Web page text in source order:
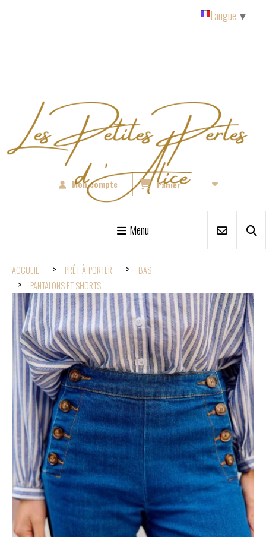
Mon compte Panier
Menu
ACCUEIL PRÊT-À-PORTER
BAS
PANTALONS ET SHORTS
Langue ▼